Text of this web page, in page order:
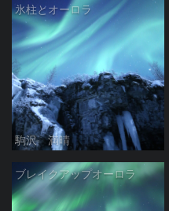
氷柱とオーロラ
駒沢 満晴
ブレイクアップオーロラ